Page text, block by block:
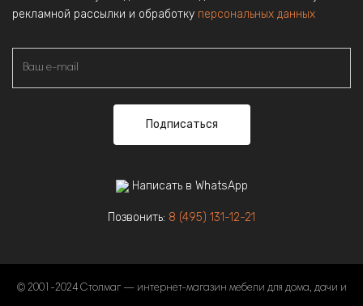
рекламной рассылки и обработку персональных данных
Подписаться
Написать в WhatsApp
Позвонить: 8 (495) 131-12-21
© 2001-2024 Столмаг — интернет-магазин мебели для дома, дачи и